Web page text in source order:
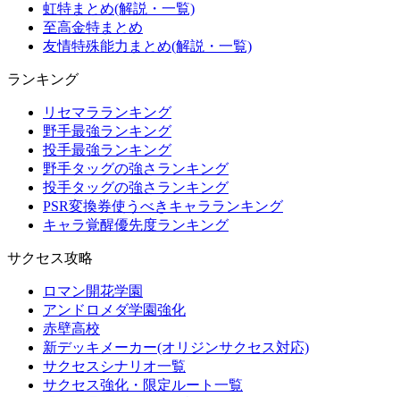
虹特まとめ(解説・一覧)
至高金特まとめ
友情特殊能力まとめ(解説・一覧)
ランキング
リセマラランキング
野手最強ランキング
投手最強ランキング
野手タッグの強さランキング
投手タッグの強さランキング
PSR変換券使うべきキャラランキング
キャラ覚醒優先度ランキング
サクセス攻略
ロマン開花学園
アンドロメダ学園強化
赤壁高校
新デッキメーカー(オリジンサクセス対応)
サクセスシナリオ一覧
サクセス強化・限定ルート一覧